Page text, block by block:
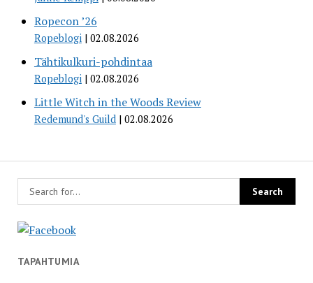
Ropecon ’26
Ropeblogi 02.08.2026
Tähtikulkuri-pohdintaa
Ropeblogi 02.08.2026
Little Witch in the Woods Review
Redemund's Guild 02.08.2026
TAPAHTUMIA